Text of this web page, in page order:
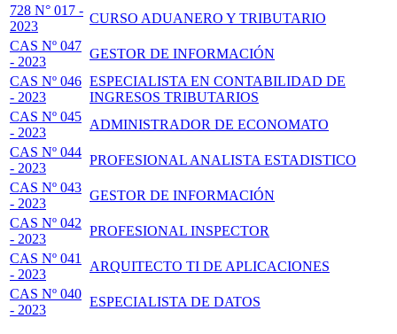
728 N° 017 -
2023
CURSO ADUANERO Y TRIBUTARIO
CAS Nº 047
- 2023
GESTOR DE INFORMACIÓN
CAS Nº 046
- 2023
ESPECIALISTA EN CONTABILIDAD DE
INGRESOS TRIBUTARIOS
CAS Nº 045
- 2023
ADMINISTRADOR DE ECONOMATO
CAS Nº 044
- 2023
PROFESIONAL ANALISTA ESTADISTICO
CAS Nº 043
- 2023
GESTOR DE INFORMACIÓN
CAS Nº 042
- 2023
PROFESIONAL INSPECTOR
CAS Nº 041
- 2023
ARQUITECTO TI DE APLICACIONES
CAS Nº 040
- 2023
ESPECIALISTA DE DATOS